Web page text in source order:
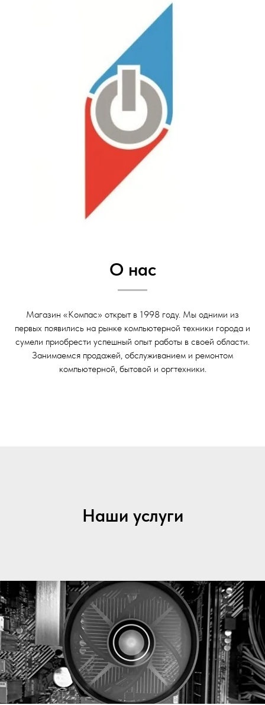
О нас
Магазин «Компас» открыт в 1998 году. Мы одними из
первых появились на рынке компьютерной техники города и
сумели приобрести успешный опыт работы в своей области.
Занимаемся продажей, обслуживанием и ремонтом
компьютерной, бытовой и оргтехники.
Наши услуги